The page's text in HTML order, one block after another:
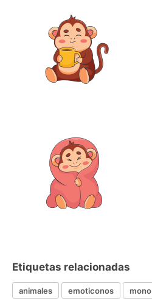
Etiquetas relacionadas
animales emoticonos mono